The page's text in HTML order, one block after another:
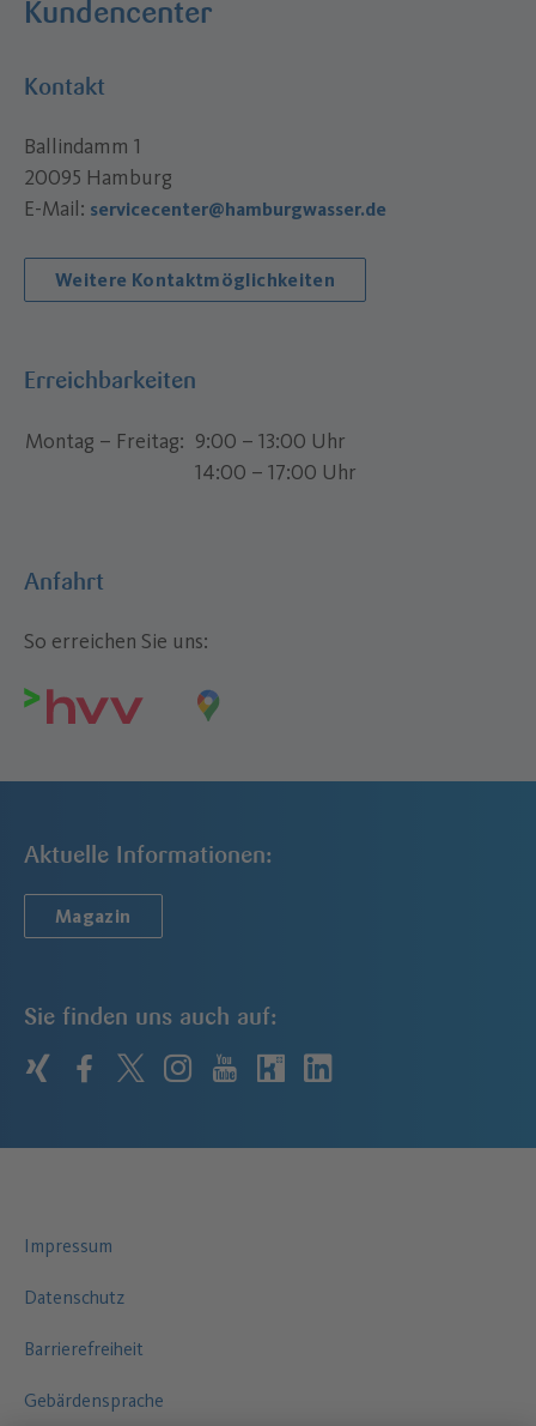
Kundencenter
Kontakt
Ballindamm 1
20095 Hamburg
E-Mail: servicecenter@hamburgwasser.de
Weitere Kontaktmöglichkeiten
Erreichbarkeiten
Montag – Freitag
9:00 – 13:00 Uhr
14:00 – 17:00 Uhr
Anfahrt
So erreichen Sie uns:
Aktuelle Informationen:
Magazin
Sie finden uns auch auf:
xingfacebook
twitter
instagram
youtube
kununulinkedin
Impressum
Datenschutz
Barrierefreiheit
Gebärdensprache